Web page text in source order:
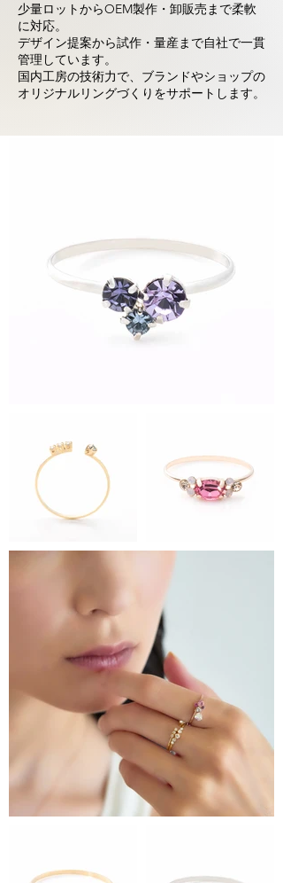
少量ロットからOEM製作・卸販売まで柔軟
に対応。
デザイン提案から試作・量産まで自社で一貫
管理しています。
国内工房の技術力で、ブランドやショップの
オリジナルリングづくりをサポートします。